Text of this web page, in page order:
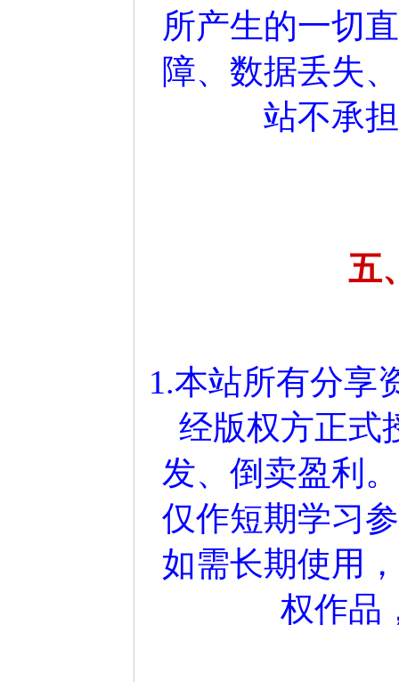
所产生的一切
障、数据丢失
站不承
五
1.本站所有分享
经版权方正式
发、倒卖盈利
仅作短期学习
如需长期使用
权作品